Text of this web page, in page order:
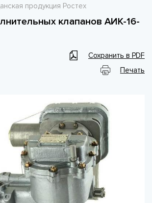
продукция Ростех
клапанов АИК-16-
Сохранить в PDF
Печать